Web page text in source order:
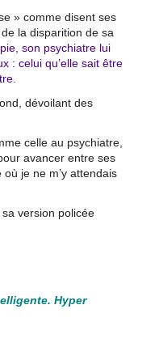
» comme disent ses
la disparition de sa
son psychiatre lui
: celui qu’elle sait être
dévoilant des
celle au psychiatre,
avancer entre ses
je ne m’y attendais
version policée
Hyper